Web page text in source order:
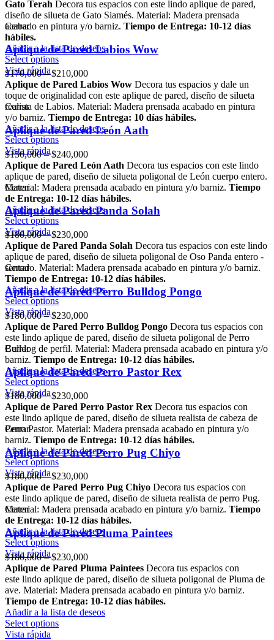
Gato Terah Decora tus espacios con este lindo aplique de pared,
diseño de silueta de Gato Siamés. Material: Madera prensada
acabado en pintura y/o barniz. Tiempo de Entrega: 10-12 días
hábiles.
Añadir a la lista de deseos
Select options
Vista rápida
Cerrar
Aplique de Pared Labios Wow
$170,000–$210,000
Aplique de Pared Labios Wow Decora tus espacios y dale un
toque de originalidad con este aplique de pared, diseño de silueta
realista de Labios. Material: Madera prensada acabado en pintura
y/o barniz. Tiempo de Entrega: 10 días hábiles.
Añadir a la lista de deseos
Select options
Vista rápida
Cerrar
Aplique de Pared León Aath
$150,000–$240,000
Aplique de Pared León Aath Decora tus espacios con este lindo
aplique de pared, diseño de silueta poligonal de León cuerpo entero.
Material: Madera prensada acabado en pintura y/o barniz. Tiempo
de Entrega: 10-12 días hábiles.
Añadir a la lista de deseos
Select options
Vista rápida
Cerrar
Aplique de Pared Panda Solah
$180,000–$230,000
Aplique de Pared Panda Solah Decora tus espacios con este lindo
aplique de pared, diseño de silueta poligonal de Oso Panda entero -
sentado. Material: Madera prensada acabado en pintura y/o barniz.
Tiempo de Entrega: 10-12 días hábiles.
Añadir a la lista de deseos
Select options
Vista rápida
Cerrar
Aplique de Pared Perro Bulldog Pongo
$180,000–$230,000
Aplique de Pared Perro Bulldog Pongo Decora tus espacios con
este lindo aplique de pared, diseño de silueta poligonal de Perro
Bulldog de perfil. Material: Madera prensada acabado en pintura y/o
barniz. Tiempo de Entrega: 10-12 días hábiles.
Añadir a la lista de deseos
Select options
Vista rápida
Cerrar
Aplique de Pared Perro Pastor Rex
$180,000–$230,000
Aplique de Pared Perro Pastor Rex Decora tus espacios con
este lindo aplique de pared, diseño de silueta realista de cabeza de
Perro Pastor. Material: Madera prensada acabado en pintura y/o
barniz. Tiempo de Entrega: 10-12 días hábiles.
Añadir a la lista de deseos
Select options
Vista rápida
Cerrar
Aplique de Pared Perro Pug Chiyo
$180,000–$230,000
Aplique de Pared Perro Pug Chiyo Decora tus espacios con
este lindo aplique de pared, diseño de silueta realista de perro Pug.
Material: Madera prensada acabado en pintura y/o barniz. Tiempo
de Entrega: 10-12 días hábiles.
Añadir a la lista de deseos
Select options
Vista rápida
Cerrar
Aplique de Pared Pluma Paintees
$180,000–$230,000
Aplique de Pared Pluma Paintees Decora tus espacios con
este lindo aplique de pared, diseño de silueta poligonal de Pluma de
ave. Material: Madera prensada acabado en pintura y/o barniz.
Tiempo de Entrega: 10-12 días hábiles.
Añadir a la lista de deseos
Select options
Vista rápida